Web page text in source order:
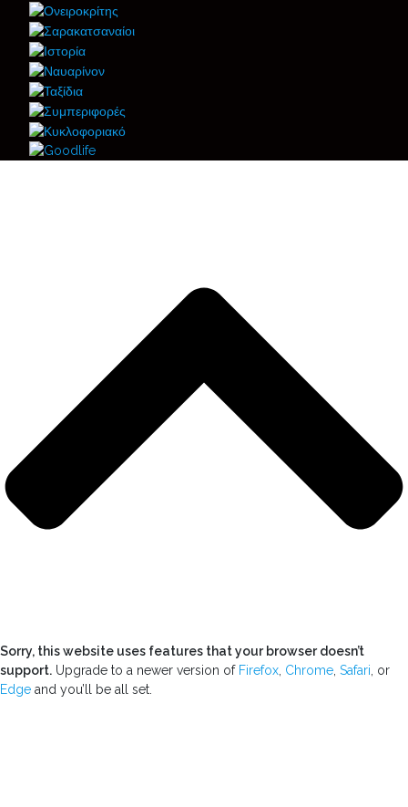
Sorry, this website uses features that your browser doesn’t
support. Upgrade to a newer version of Firefox, Chrome, Safari, or
Edge and you’ll be all set.